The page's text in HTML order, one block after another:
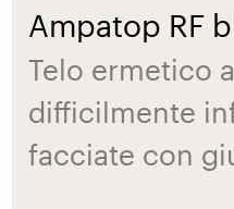
Ampatop RF
Telo ermetico
difficilmente
facciate con